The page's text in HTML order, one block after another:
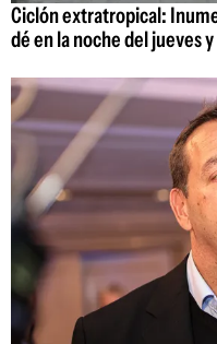
Ciclón extratropical:
dé en la noche del jueves